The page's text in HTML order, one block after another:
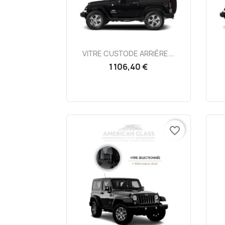
Aperçu rapide
VITRE CUSTODE ARRIÈRE...
1 106,40 €
favorite_border